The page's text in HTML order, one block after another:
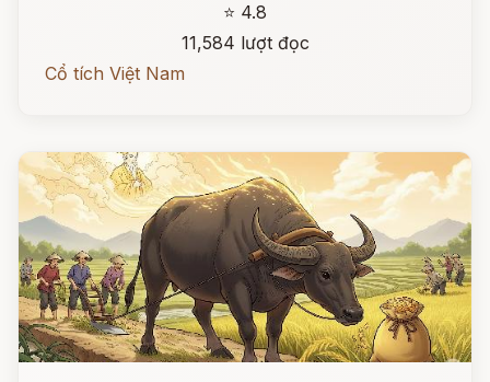
⭐ 4.8
11,584 lượt đọc
Cổ tích Việt Nam